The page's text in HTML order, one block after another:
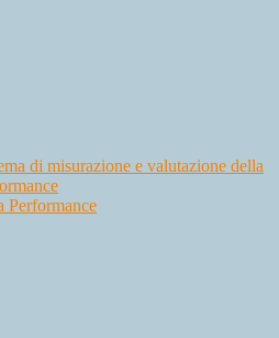
di misurazione e valutazione della
Performance